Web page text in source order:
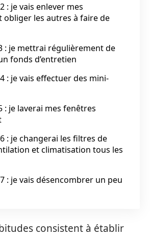
: je vais enlever mes
obliger les autres à faire de
: je mettrai régulièrement de
fonds d’entretien
: je vais effectuer des mini-
: je laverai mes fenêtres
: je changerai les filtres de
et climatisation tous les
: je vais désencombrer un peu
consistent à établir